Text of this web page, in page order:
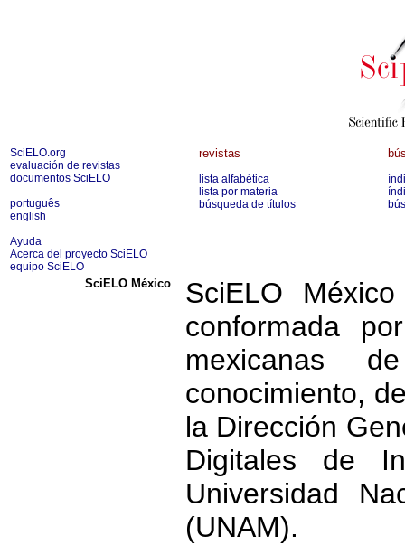
SciELO.org
evaluación de revistas
documentos SciELO
português
english
Ayuda
Acerca del proyecto SciELO
equipo SciELO
revistas
lista alfabética
lista por materia
búsqueda de títulos
SciELO México
SciELO
conformada
mexicanas
conocimiento,
la Dirección
Digitales de
Universidad
(UNAM).